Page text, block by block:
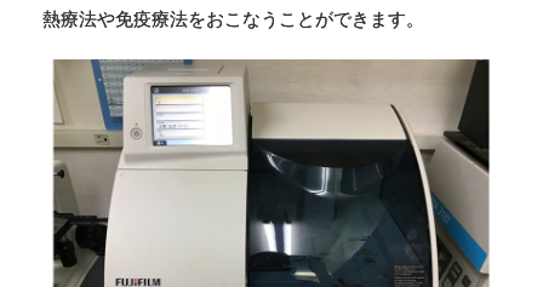
熱療法や免疫療法をおこなうことができます。